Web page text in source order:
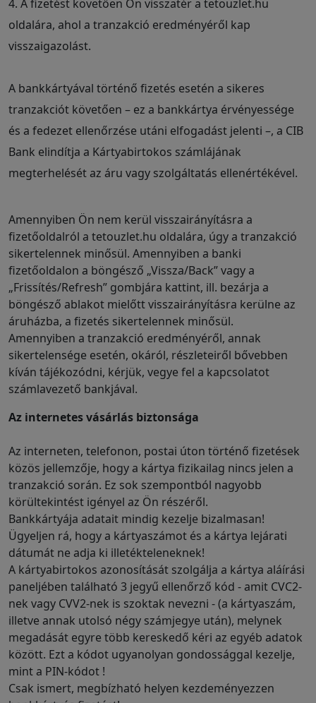
4. A fizetést követően Ön visszatér a tetouzlet.hu
oldalára, ahol a tranzakció eredményéről kap
visszaigazolást.
A bankkártyával történő fizetés esetén a sikeres
tranzakciót követően – ez a bankkártya érvényessége
és a fedezet ellenőrzése utáni elfogadást jelenti –, a CIB
Bank elindítja a Kártyabirtokos számlájának
megterhelését az áru vagy szolgáltatás ellenértékével.
Amennyiben Ön nem kerül visszairányításra a
fizetőoldalról a tetouzlet.hu oldalára, úgy a tranzakció
sikertelennek minősül. Amennyiben a banki
fizetőoldalon a böngésző „Vissza/Back” vagy a
„Frissítés/Refresh” gombjára kattint, ill. bezárja a
böngésző ablakot mielőtt visszairányításra kerülne az
áruházba, a fizetés sikertelennek minősül.
Amennyiben a tranzakció eredményéről, annak
sikertelensége esetén, okáról, részleteiről bővebben
kíván tájékozódni, kérjük, vegye fel a kapcsolatot
számlavezető bankjával.
Az internetes vásárlás biztonsága
Az interneten, telefonon, postai úton történő fizetések
közös jellemzője, hogy a kártya fizikailag nincs jelen a
tranzakció során. Ez sok szempontból nagyobb
körültekintést igényel az Ön részéről.
Bankkártyája adatait mindig kezelje bizalmasan!
Ügyeljen rá, hogy a kártyaszámot és a kártya lejárati
dátumát ne adja ki illetékteleneknek!
A kártyabirtokos azonosítását szolgálja a kártya aláírási
paneljében található 3 jegyű ellenőrző kód - amit CVC2-
nek vagy CVV2-nek is szoktak nevezni - (a kártyaszám,
illetve annak utolsó négy számjegye után), melynek
megadását egyre több kereskedő kéri az egyéb adatok
között. Ezt a kódot ugyanolyan gondossággal kezelje,
mint a PIN-kódot !
Csak ismert, megbízható helyen kezdeményezzen